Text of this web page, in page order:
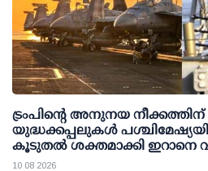
ട്രംപിന്റെ അനുനയ
യുദ്ധക്കപ്പലുകള്‍ പശ്ചിമേഷ്യയില്‍;
കൂടുതല്‍ ശക്തമാക്കി ഇറാനെ വരുതിയിലാക്കാന്‍
നീക്കം
10 08 2026